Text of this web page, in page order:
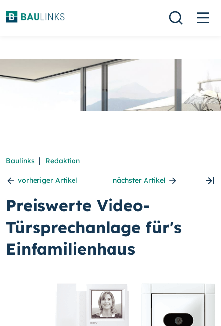
Baulinks | Redaktion
vorheriger Artikel nächster Artikel
Preiswerte Video-
Türsprechanlage für's
Einfamilienhaus